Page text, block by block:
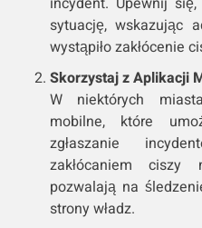
sytuację, wskazując
wystąpiło zakłócenie
Skorzystaj z Aplikacji
W niektórych
mobilne, które
zgłaszanie
zakłócaniem ciszy
pozwalają na
strony władz.